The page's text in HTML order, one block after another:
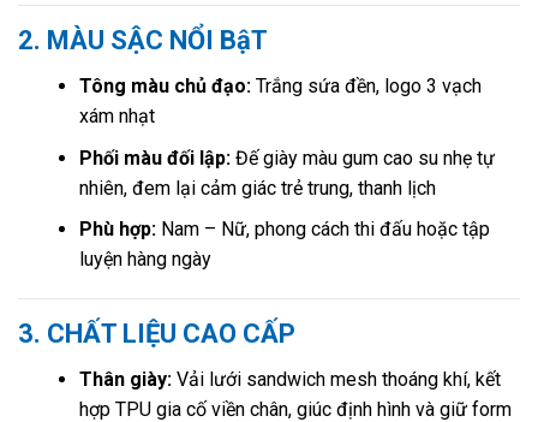
2. MÀU SẬC NỔI BậT
Tông màu chủ đạo:Trắng sứa đền, logo 3 vạch
xám nhạt
Phối màu đối lập:Đế giày màu gum cao su nhẹ tự
nhiên, đem lại cảm giác trẻ trung, thanh lịch
Phù hợp:Nam – Nữ, phong cách thi đấu hoặc tập
luyện hàng ngày
3. CHẤT LIỆU CAO CẤP
Thân giày:Vải lưới sandwich mesh thoáng khí, kết
hợp TPU gia cố viền chân, giúc định hình và giữ form